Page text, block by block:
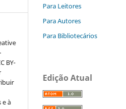
BY-
e à
Para Leitores
Para Autores
Para Bibliotecários
Edição Atual